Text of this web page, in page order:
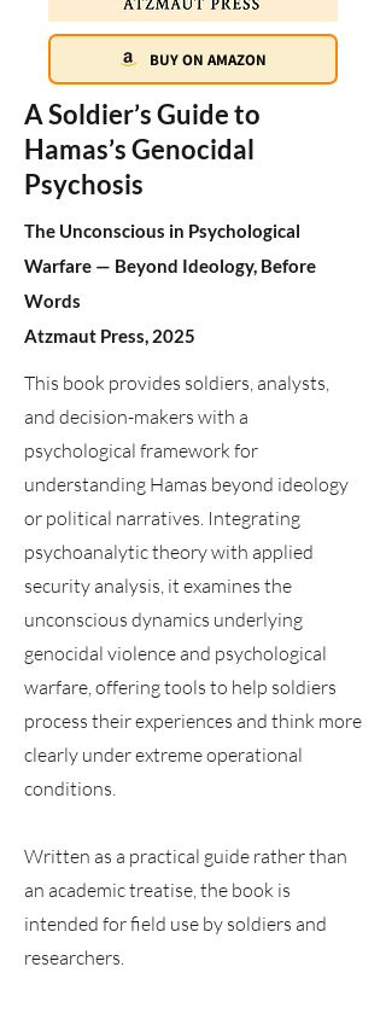
BUY ON AMAZON
A Soldier’s Guide to
Hamas’s Genocidal
Psychosis
The Unconscious in Psychological
Warfare — Beyond Ideology, Before
Words
Atzmaut Press, 2025
This book provides soldiers, analysts,
and decision-makers with a
psychological framework for
understanding Hamas beyond ideology
or political narratives. Integrating
psychoanalytic theory with applied
security analysis, it examines the
unconscious dynamics underlying
genocidal violence and psychological
warfare, offering tools to help soldiers
process their experiences and think more
clearly under extreme operational
conditions.
Written as a practical guide rather than
an academic treatise, the book is
intended for field use by soldiers and
researchers.